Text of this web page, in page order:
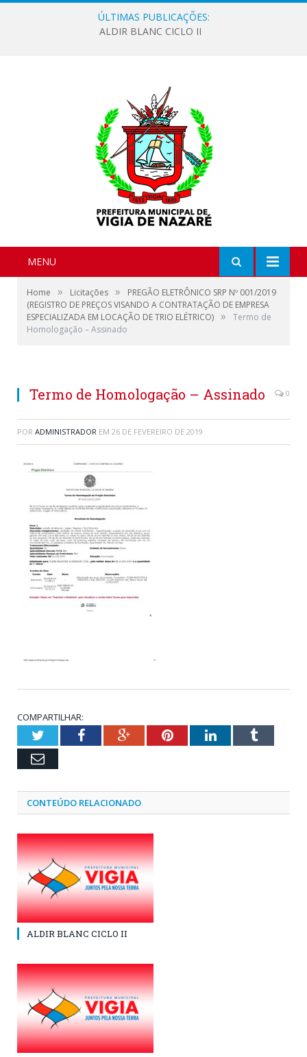
ÚLTIMAS PUBLICAÇÕES:
ALDIR BLANC CICLO II
MENU
Home » Licitações »
PREGÃO ELETRÔNICO SRP Nº 001/2019
(REGISTRO DE PREÇOS VISANDO A CONTRATAÇÃO DE EMPRESA
ESPECIALIZADA EM LOCAÇÃO DE TRIO ELÉTRICO) »
Termo de
Homologação – Assinado
Termo de Homologação – Assinado 0
POR ADMINISTRADOR EM 26 DE FEVEREIRO DE 2019
COMPARTILHAR:
TwitterFacebookGoogle+PinterestLinkedInTumblr
Email
CONTEÚDO RELACIONADO
ALDIR BLANC CICLO II